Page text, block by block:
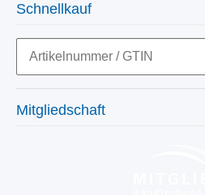
Schnellkauf
Mitgliedschaft